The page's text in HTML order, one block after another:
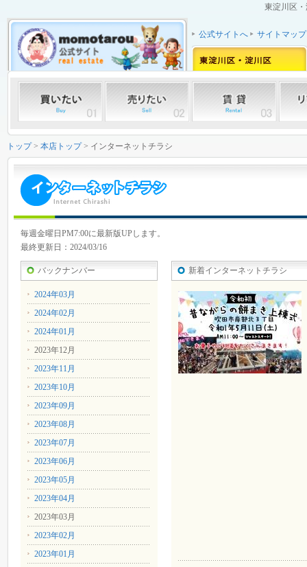
東淀川区
公式サイトへ サイトマップ
トップ> 本店トップ> インターネットチラシ
毎週金曜日PM7:00に最新版UPします。
最終更新日：2024/03/16
バックナンバー
2024年03月
2024年02月
2024年01月
2023年12月
2023年11月
2023年10月
2023年09月
2023年08月
2023年07月
2023年06月
2023年05月
2023年04月
2023年03月
2023年02月
2023年01月
新着インターネットチラシ